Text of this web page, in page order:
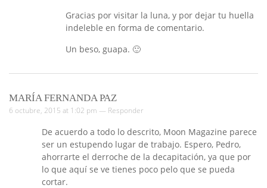
Gracias por visitar la luna, y por dejar tu huella
indeleble en forma de comentario.
Un beso, guapa. 🙂
MARÍA FERNANDA PAZ
6 octubre, 2015 at 1:02 pm — Responder
De acuerdo a todo lo descrito, Moon Magazine parece
ser un estupendo lugar de trabajo. Espero, Pedro,
ahorrarte el derroche de la decapitación, ya que por
lo que aquí se ve tienes poco pelo que se pueda
cortar.